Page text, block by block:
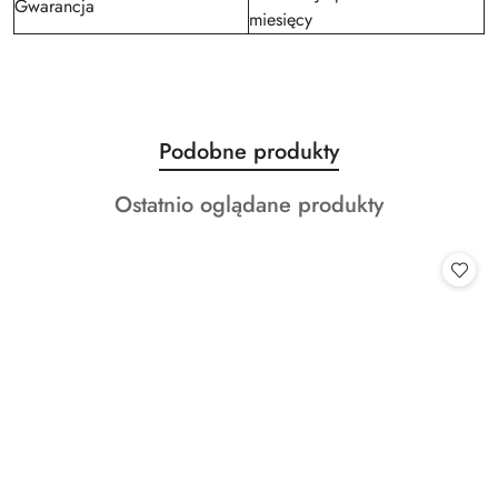
Gwarancja
miesięcy
Pomiń karuzelę produktów
Produkty
o
statusie:
Podobne produkty
Produkty
Ostatnio oglądane produkty